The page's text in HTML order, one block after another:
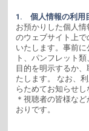
1. 個人情報の利用
お預かりした個人
のウェブサイト上
いたします。事前
ト、パンフレット
目的を明示するか
たします。 なお、
らためてお知らせし
＊視聴者の皆様な
おりです。